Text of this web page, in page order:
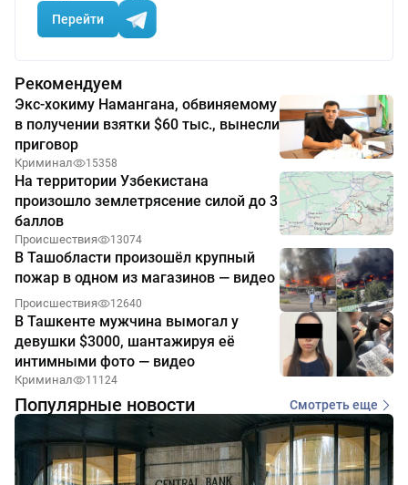
Перейти
Рекомендуем
Экс-хокиму Намангана, обвиняемому
в получении взятки $60 тыс., вынесли
приговор
Криминал 15358
На территории Узбекистана
произошло землетрясение силой до 3
баллов
Происшествия 13074
В Ташобласти произошёл крупный
пожар в одном из магазинов — видео
Происшествия 12640
В Ташкенте мужчина вымогал у
девушки $3000, шантажируя её
интимными фото — видео
Криминал 11124
Популярные новости Смотреть еще